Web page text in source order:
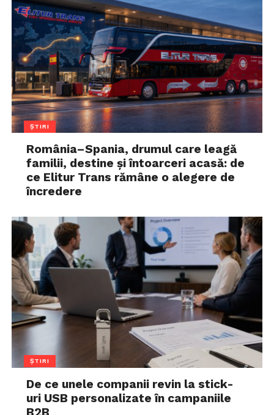
ȘTIRI
România–Spania, drumul care leagă
familii, destine și întoarceri acasă: de
ce Elitur Trans rămâne o alegere de
încredere
ȘTIRI
De ce unele companii revin la stick-
uri USB personalizate în campaniile
B2B